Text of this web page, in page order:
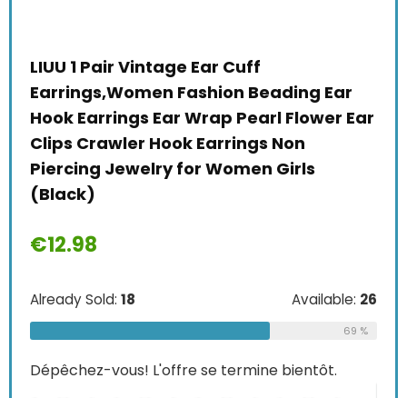
Vintage Ear Cuff
Fashion Beading Ear
Ear Wrap Pearl Flower Ear
Hook Earrings Non
Jewelry for Women Girls
18
vous! L'offre se termine bientôt.
Copper,
Shape
€25.99
Dépêchez-